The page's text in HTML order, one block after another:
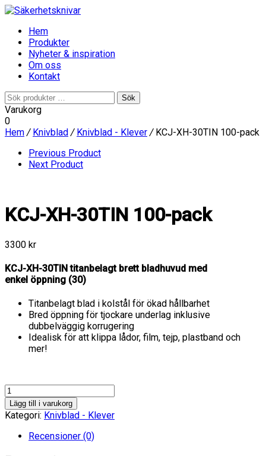
Hem
Produkter
Nyheter & inspiration
Om oss
Kontakt
Sök
efter:
Sök
Varukorg
0
Hem / Knivblad / Knivblad - Klever /KCJ-XH-30TIN 100-pack
Previous Product
Next Product
KCJ-XH-30TIN 100-pack
3300 kr
KCJ-XH-30TIN titanbelagt brett bladhuvud med
enkel öppning (30)
Titanbelagt blad i kolstål för ökad hållbarhet
Bred öppning för tjockare underlag inklusive
dubbelväggig korrugering
Idealisk för att klippa lådor, film, tejp, plastband och
mer!
KCJ-
XH-
30TIN
pack
Lägg till i varukorg
Kategori: Knivblad - Klever
Recensioner (0)